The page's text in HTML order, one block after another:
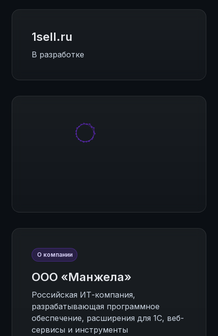
1sell.ru
В разработке
О компании
ООО «Манжела»
Российская ИТ-компания,
разрабатывающая программное
обеспечение, расширения для 1С, веб-
сервисы и инструменты